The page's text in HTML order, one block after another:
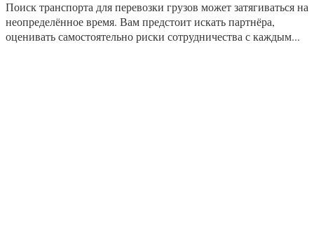
Поиск транспорта для перевозки грузов может затягиваться на
неопределённое время. Вам предстоит искать партнёра,
оценивать самостоятельно риски сотрудничества с каждым...